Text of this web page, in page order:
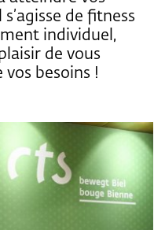
de fitness
individuel,
de vous
besoins !